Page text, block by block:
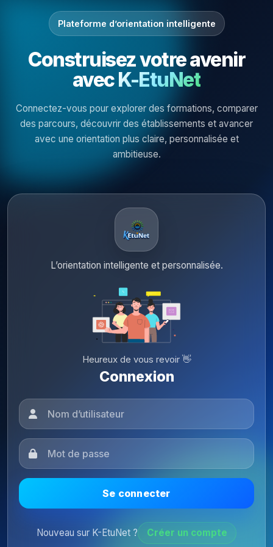
Plateforme d’orientation intelligente
Construisez votre avenir
avecK-EtuNet
Connectez-vous pour explorer des formations, comparer
des parcours, découvrir des établissements et avancer
avec une orientation plus claire, personnalisée et
ambitieuse.
L’orientation intelligente et personnalisée.
Heureux de vous revoir 👋
Connexion
Se connecter
Nouveau sur K-EtuNet ? Créer un compte